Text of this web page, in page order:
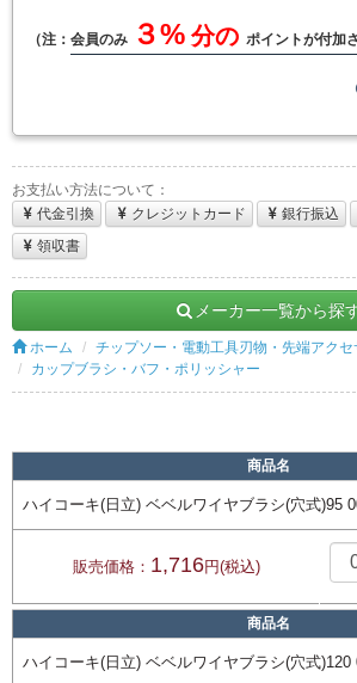
（注： 会員のみ ３% 分の ポイントが付加
お支払い方法について：
代金引換
クレジットカード 銀行振込
領収書
メーカー一覧から探
ホーム
チップソー・電動工具刃物・先端アクセ
カップブラシ・バフ・ポリッシャー
商品名
ハイコーキ(日立) ベベルワイヤブラシ(穴式)95
販売価格： 1,716円(税込)
商品名
ハイコーキ(日立) ベベルワイヤブラシ(穴式)120